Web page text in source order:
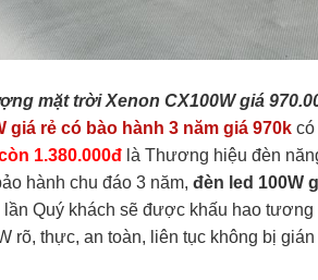
mặt trời Xenon CX100W giá
giá rẻ có bào hành 3 năm giá 970k có
1.380.000đ là Thương hiệu đèn
hành chu đáo 3 năm, đèn led 100W
lần Quý khách sẽ được khấu hao
rõ, thực, an toàn, liên tục không bị gián